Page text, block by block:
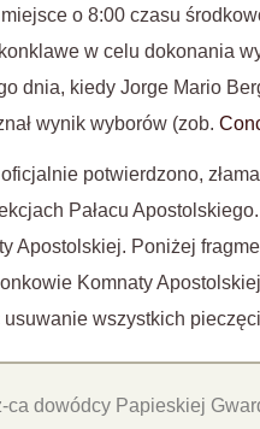
o 8:00 czasu
w celu dokonania
dnia, kiedy Jorge Mario
wynik wyborów (zob.
potwierdzono,
Pałacu
Apostolskiej. Poniżej
Komnaty
wszystkich
ca dowódcy Papieskiej